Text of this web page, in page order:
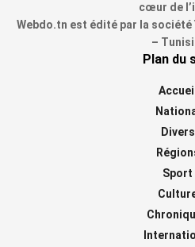
cœur de
Webdo.tn est édité par la société
–
Plan du
Accueil
Divers
Sport